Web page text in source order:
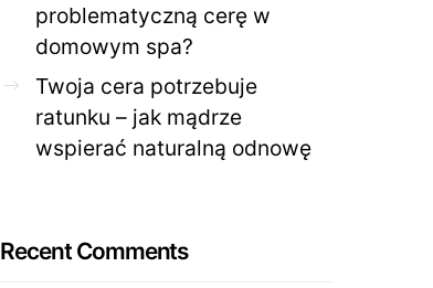
problematyczną cerę w
domowym spa?
Twoja cera potrzebuje
ratunku – jak mądrze
wspierać naturalną odnowę
Recent Comments